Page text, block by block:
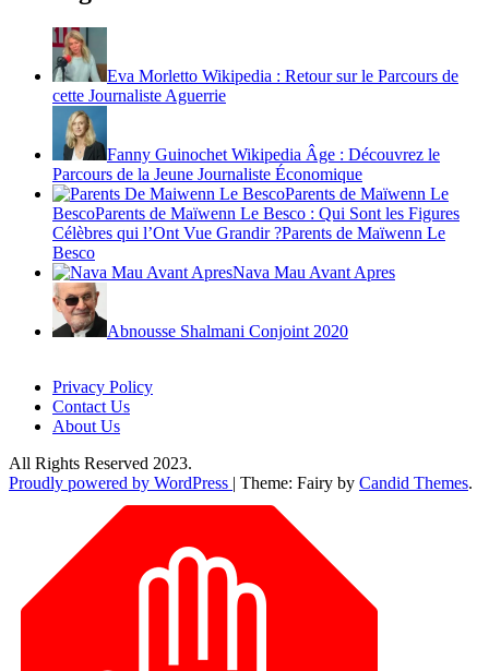
Eva Morletto Wikipedia : Retour sur le Parcours de
cette Journaliste Aguerrie
Fanny Guinochet Wikipedia Âge : Découvrez le
Parcours de la Jeune Journaliste Économique
Parents de Maïwenn Le
BescoParents de Maïwenn Le Besco : Qui Sont les Figures
Célèbres qui l’Ont Vue Grandir ?Parents de Maïwenn Le
Besco
Nava Mau Avant Apres
Abnousse Shalmani Conjoint 2020
Privacy Policy
Contact Us
About Us
All Rights Reserved 2023.
Proudly powered by WordPress | Theme: Fairy by Candid Themes.